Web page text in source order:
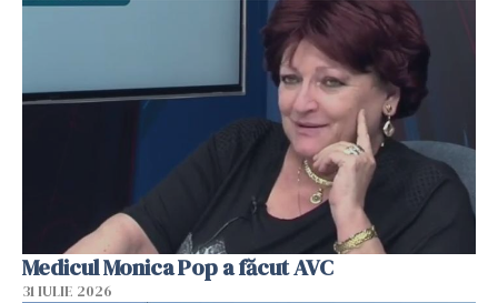
Medicul Monica Pop a făcut AVC
31 IULIE 2026